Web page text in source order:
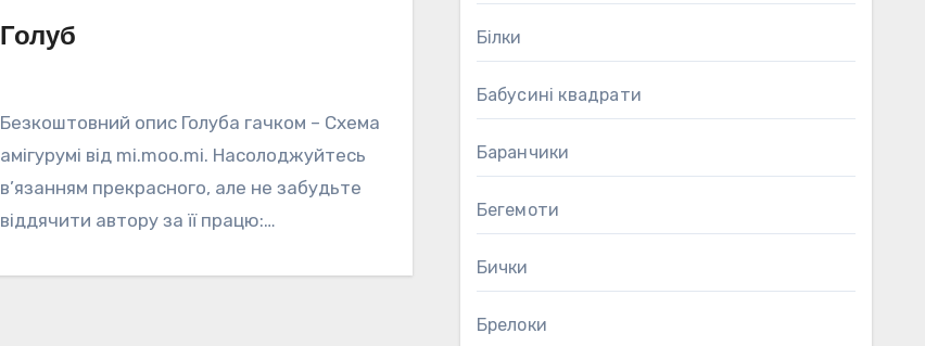
Голуб
Безкоштовний опис Голуба гачком – Схема
амігурумі від mi.moo.mi. Насолоджуйтесь
в’язанням прекрасного, але не забудьте
віддячити автору за її працю:…
Білки
Бабусині квадрати
Баранчики
Бегемоти
Бички
Брелоки